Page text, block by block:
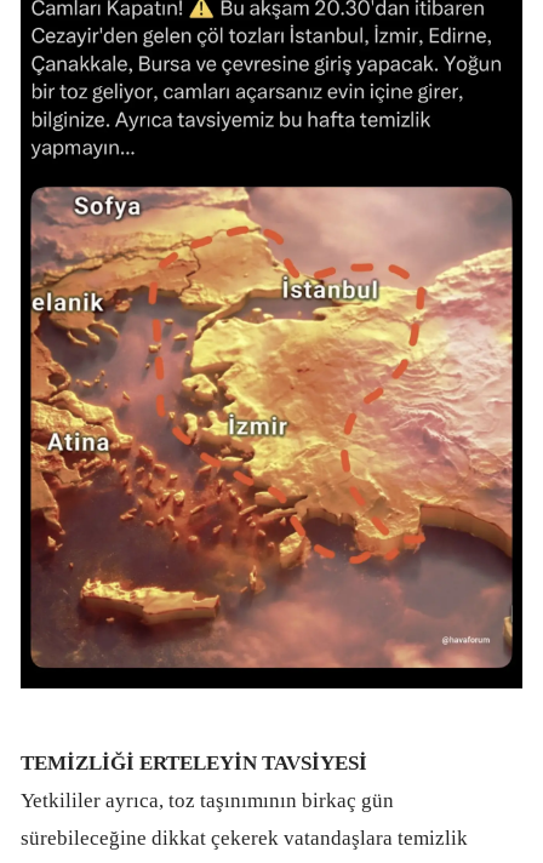
TEMİZLİĞİ ERTELEYİN TAVSİYESİ
Yetkililer ayrıca, toz taşınımının birkaç gün
sürebileceğine dikkat çekerek vatandaşlara temizlik